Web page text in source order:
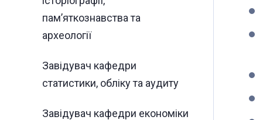
пам’яткознавства та
археології
Завідувач кафедри
статистики, обліку та аудиту
Завідувач кафедри економіки